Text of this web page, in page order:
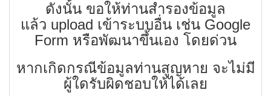
ดังนั้น ขอให้ท่านสำรองข้อมูล
แล้ว upload เข้าระบบอื่น เช่น Google
Form หรือพัฒนาขึ้นเอง โดยด่วน
หากเกิดกรณีข้อมูลท่านสูญหาย จะไม่มี
ผู้ใดรับผิดชอบให้ได้เลย